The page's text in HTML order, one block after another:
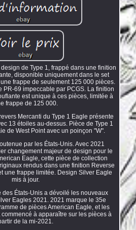
de Type 1, frappé dans une finition
disponible uniquement dans le set
frappe de seulement 125 000 pièces.
PR-69 impeccable par PCGS. La finition
est unique à ces pièces, limitée à
frappe de 125 000.
Mercanti du Type 1 Eagle présente
13 étoiles au-dessus. Pièce de Type 1
de West Point avec un poinçon "W".
par les États-Unis. Avec 2021
changement majeur de design pour le
Eagle, cette pièce de collection
rendus dans une finition Reverse
une frappe limitée. Design Silver Eagle
mis à jour.
des États-Unis a dévoilé les nouveaux
Eagles 2021. 2021 marque le 35e
de pièces American Eagle, et les
à apparaître sur les pièces à
de la mi-2021.